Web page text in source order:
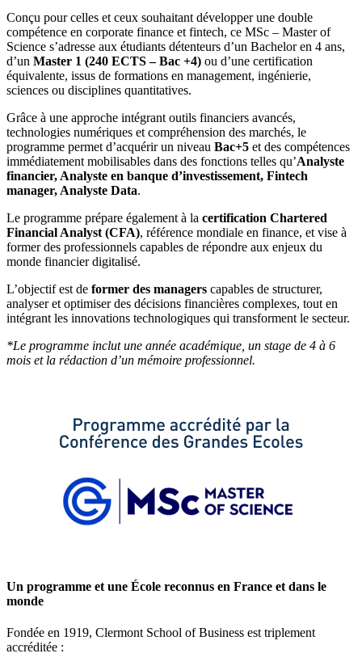
Conçu pour celles et ceux souhaitant développer une double
compétence en corporate finance et fintech, ce MSc – Master of
Science s’adresse aux étudiants détenteurs d’un Bachelor en 4 ans,
d’un Master 1 (240 ECTS – Bac +4) ou d’une certification
équivalente, issus de formations en management, ingénierie,
sciences ou disciplines quantitatives.
Grâce à une approche intégrant outils financiers avancés,
technologies numériques et compréhension des marchés, le
programme permet d’acquérir un niveau Bac+5 et des compétences
immédiatement mobilisables dans des fonctions telles qu’Analyste
financier, Analyste en banque d’investissement, Fintech
manager, Analyste Data.
Le programme prépare également à la certification Chartered
Financial Analyst (CFA), référence mondiale en finance, et vise à
former des professionnels capables de répondre aux enjeux du
monde financier digitalisé.
L’objectif est de former des managers capables de structurer,
analyser et optimiser des décisions financières complexes, tout en
intégrant les innovations technologiques qui transforment le secteur.
*Le programme inclut une année académique, un stage de 4 à 6
mois et la rédaction d’un mémoire professionnel.
Un programme et une École reconnus en France et dans le
monde
Fondée en 1919, Clermont School of Business est triplement
accréditée :